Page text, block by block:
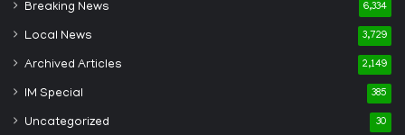
Breaking News 6,334
Local News 3,729
Archived Articles 2,149
IM Special 385
Uncategorized 30